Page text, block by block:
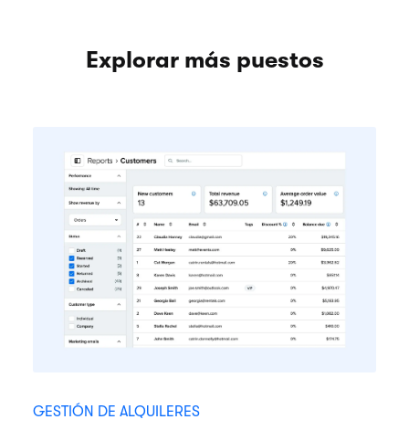
Explorar más puestos
GESTIÓN DE ALQUILERES